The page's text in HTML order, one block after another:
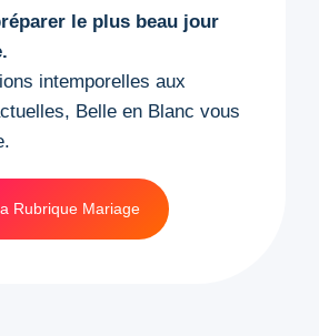
le plus beau jour
intemporelles aux
Belle en Blanc vous
Rubrique Mariage